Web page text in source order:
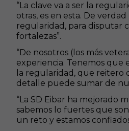
“La clave va a ser la
otras, es en esta. De
regularidad, para disputar
fortalezas”.
“De nosotros (los más
experiencia. Tenemos que
la regularidad, que reitero
detalle puede sumar de
“La SD Eibar ha mejorado
sabemos lo fuertes que
un reto y estamos